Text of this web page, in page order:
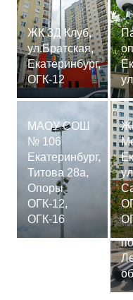
ЖК 3Д Клуб,
ул.Братская,
Екатеринбург,
ОГК-12
МАОУ СОШ
№ 106
Екатеринбург,
Титова 28а,
Опоры
ОГК-12,
ОГК-16